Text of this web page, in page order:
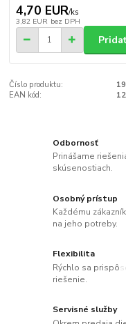
4,70 EUR/ks
3,82 EUR bez DPH
Číslo produktu:
EAN kód:
Odbornosť
Prinášame
skúsenostiach.
Osobný prístup
Každému
na jeho potreby.
Flexibilita
Rýchlo sa
riešenie.
Servisné služby